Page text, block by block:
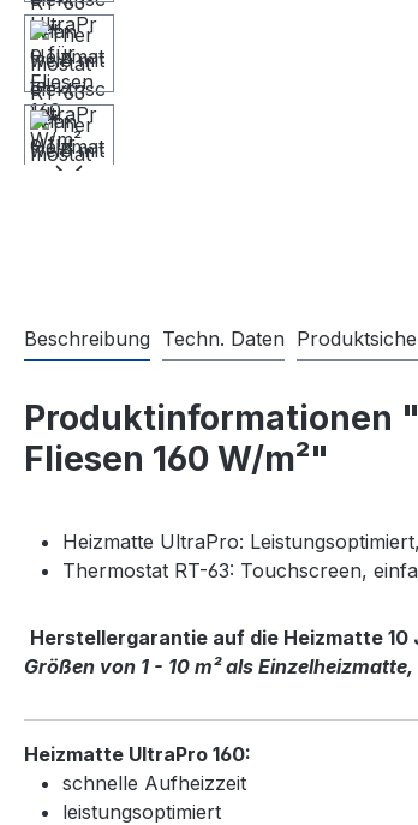
Beschreibung Techn. Daten
Produktinformationen
Fliesen 160 W/m²"
Heizmatte UltraPro:
Thermostat RT-63: Touchscreen,
Herstellergarantie auf die Heizmatte
Größen von 1 - 10 m² als
Heizmatte UltraPro 160:
schnelle Aufheizzeit
leistungsoptimiert